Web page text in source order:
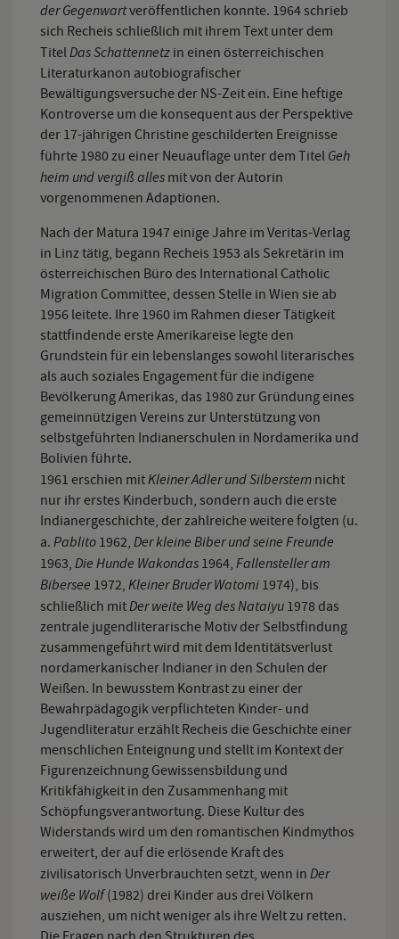
der Gegenwartveröffentlichen konnte. 1964 schrieb
sich Recheis schließlich mit ihrem Text unter dem
TitelDas Schattennetz in einen österreichischen
Literaturkanon autobiografischer
Bewältigungsversuche der NS-Zeit ein. Eine heftige
Kontroverse um die konsequent aus der Perspektive
der 17-jährigen Christine geschilderten Ereignisse
führte 1980 zu einer Neuauflage unter dem Titel Geh
heim und vergiß alles mit von der Autorin
vorgenommenen Adaptionen.
Nach der Matura 1947 einige Jahre im Veritas-Verlag
in Linz tätig, begann Recheis 1953 als Sekretärin im
österreichischen Büro des International Catholic
Migration Committee, dessen Stelle in Wien sie ab
1956 leitete. Ihre 1960 im Rahmen dieser Tätigkeit
stattfindende erste Amerikareise legte den
Grundstein für ein lebenslanges sowohl literarisches
als auch soziales Engagement für die indigene
Bevölkerung Amerikas, das 1980 zur Gründung eines
gemeinnützigen Vereins zur Unterstützung von
selbstgeführten Indianerschulen in Nordamerika und
Bolivien führte.
1961 erschien mitKleiner Adler und Silberstern nicht
nur ihr erstes Kinderbuch, sondern auch die erste
Indianergeschichte, der zahlreiche weitere folgten (u.
a. Pablito 1962, Der kleine Biber und seine Freunde
1963, Die Hunde Wakondas 1964, Fallensteller am
Bibersee 1972, Kleiner Bruder Watomi 1974), bis
schließlich mitDer weite Weg des Nataiyu 1978 das
zentrale jugendliterarische Motiv der Selbstfindung
zusammengeführt wird mit dem Identitätsverlust
nordamerkanischer Indianer in den Schulen der
Weißen. In bewusstem Kontrast zu einer der
Bewahrpädagogik verpflichteten Kinder- und
Jugendliteratur erzählt Recheis die Geschichte einer
menschlichen Enteignung und stellt im Kontext der
Figurenzeichnung Gewissensbildung und
Kritikfähigkeit in den Zusammenhang mit
Schöpfungsverantwortung. Diese Kultur des
Widerstands wird um den romantischen Kindmythos
erweitert, der auf die erlösende Kraft des
zivilisatorisch Unverbrauchten setzt, wenn in Der
weiße Wolf(1982) drei Kinder aus drei Völkern
ausziehen, um nicht weniger als ihre Welt zu retten.